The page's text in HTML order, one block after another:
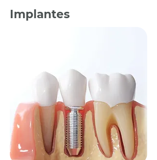
Implantes